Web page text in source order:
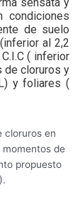
condiciones
de suelo
al 2,2
( inferior
de cloruros y
y foliares (
cloruros en
de
propuesto